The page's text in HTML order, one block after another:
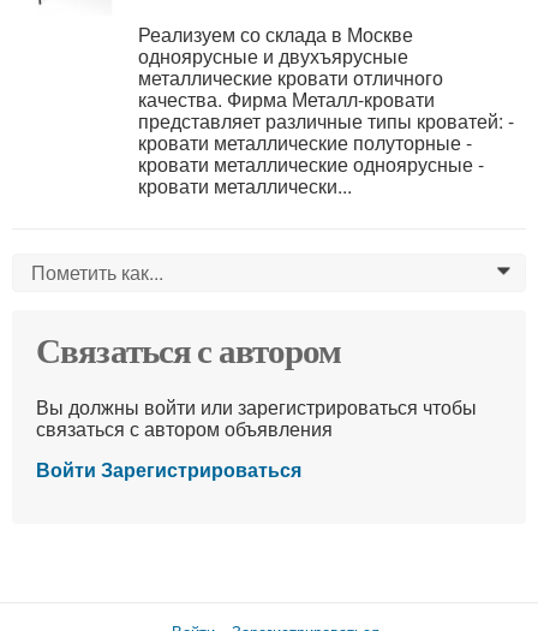
Реализуем со склада в Москве
одноярусные и двухъярусные
металлические кровати отличного
качества. Фирма Металл-кровати
представляет различные типы кроватей: -
кровати металлические полуторные -
кровати металлические одноярусные -
кровати металлически...
Пометить как... 0
Связаться с автором
Вы должны войти или зарегистрироваться чтобы
связаться с автором объявления
Войти Зарегистрироваться